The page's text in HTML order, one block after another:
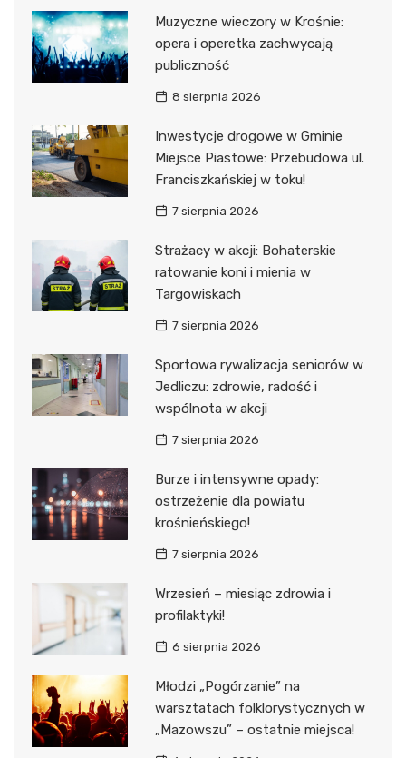
Muzyczne wieczory w Krośnie:
opera i operetka zachwycają
publiczność
8 sierpnia 2026
Inwestycje drogowe w Gminie
Miejsce Piastowe: Przebudowa ul.
Franciszkańskiej w toku!
7 sierpnia 2026
Strażacy w akcji: Bohaterskie
ratowanie koni i mienia w
Targowiskach
7 sierpnia 2026
Sportowa rywalizacja seniorów w
Jedliczu: zdrowie, radość i
wspólnota w akcji
7 sierpnia 2026
Burze i intensywne opady:
ostrzeżenie dla powiatu
krośnieńskiego!
7 sierpnia 2026
Wrzesień – miesiąc zdrowia i
profilaktyki!
6 sierpnia 2026
Młodzi „Pogórzanie” na
warsztatach folklorystycznych w
„Mazowszu” – ostatnie miejsca!